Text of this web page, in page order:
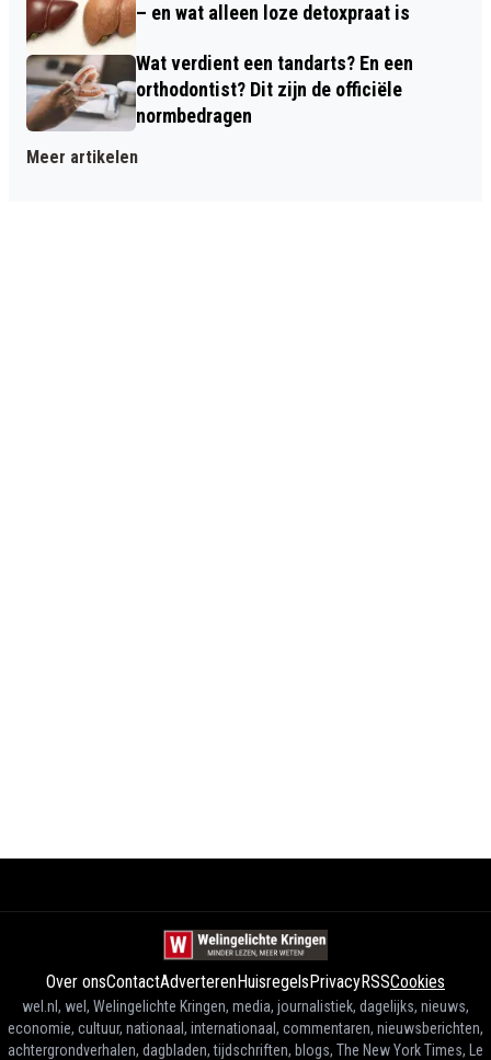
– en wat alleen loze detoxpraat is
Wat verdient een tandarts? En een
orthodontist? Dit zijn de officiële
normbedragen
Meer artikelen
Over onsContactAdverterenHuisregelsPrivacyRSSCookies
wel.nl, wel, Welingelichte Kringen, media, journalistiek, dagelijks, nieuws,
economie, cultuur, nationaal, internationaal, commentaren, nieuwsberichten,
achtergrondverhalen, dagbladen, tijdschriften, blogs, The New York Times, Le